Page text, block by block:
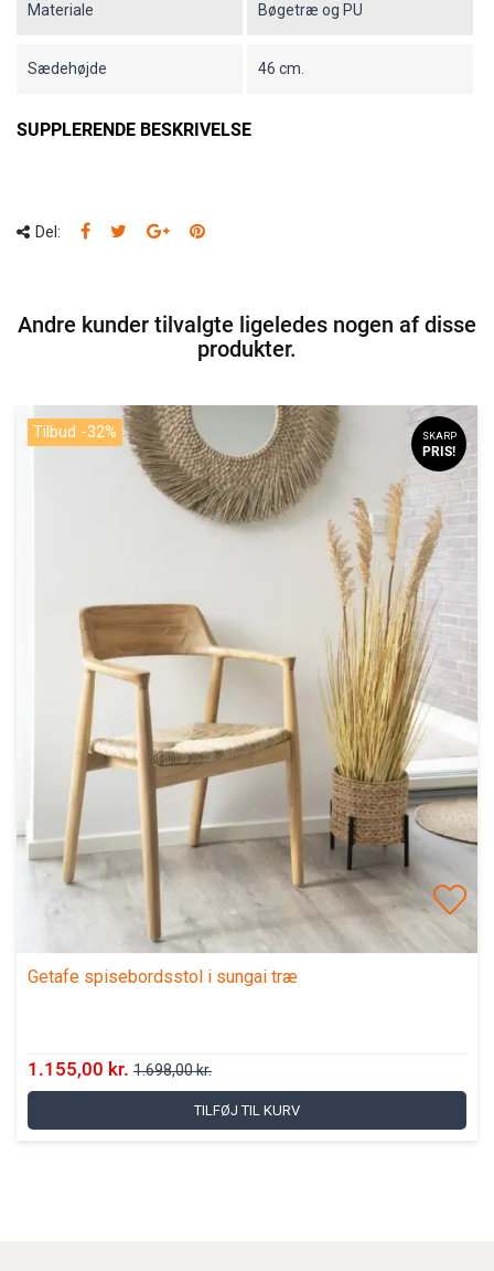
Materiale Bøgetræ og PU
Sædehøjde 46 cm.
SUPPLERENDE BESKRIVELSE
Del:
Andre kunder tilvalgte ligeledes nogen af disse
produkter.
SKARP
PRIS!
Tilbud -32%
Getafe spisebordsstol i sungai træ
1.155,00 kr. 1.698,00 kr.
TILFØJ TIL KURV